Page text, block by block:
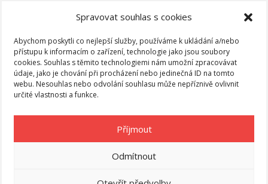
Spravovat souhlas s cookies
Abychom poskytli co nejlepší služby, používáme k ukládání a/nebo
přístupu k informacím o zařízení, technologie jako jsou soubory
cookies. Souhlas s těmito technologiemi nám umožní zpracovávat
údaje, jako je chování při procházení nebo jedinečná ID na tomto
webu. Nesouhlas nebo odvolání souhlasu může nepříznivě ovlivnit
určité vlastnosti a funkce.
Příjmout
Odmítnout
Andělé a andílci
Valašský bál ve Velkých Karlovicích
Velikonoční jarmark
Zimní sezóna 2021/2022 ve Velkých Karlovicích začala